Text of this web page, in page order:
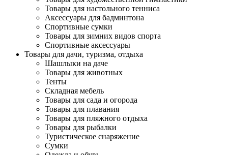
Товары для настольного тенниса
Аксессуары для бадминтона
Спортивные сумки
Товары для зимних видов спорта
Спортивные аксессуары
Товары для дачи, туризма, отдыха
Шашлыки на даче
Товары для животных
Тенты
Складная мебель
Товары для сада и огорода
Товары для плавания
Товары для пляжного отдыха
Товары для рыбалки
Туристическое снаряжение
Сумки